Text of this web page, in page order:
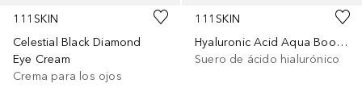
111SKIN
Celestial Black Diamond
Eye Cream
Crema para los ojos
111SKIN
Hyaluronic Acid Aqua Booster
Suero de ácido hialurónico